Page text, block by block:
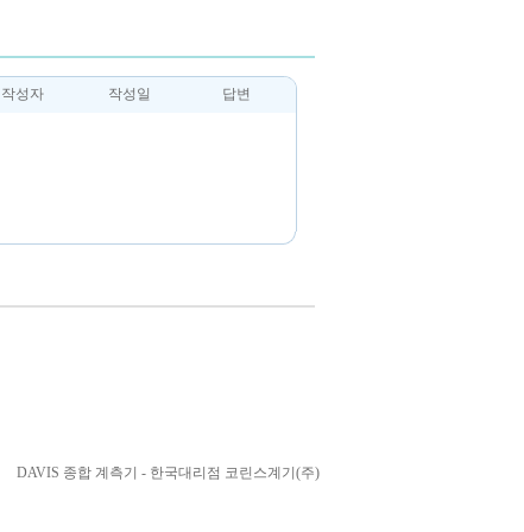
작성자 작성일 답변
DAVIS 종합 계측기 - 한국대리점 코린스계기(주)